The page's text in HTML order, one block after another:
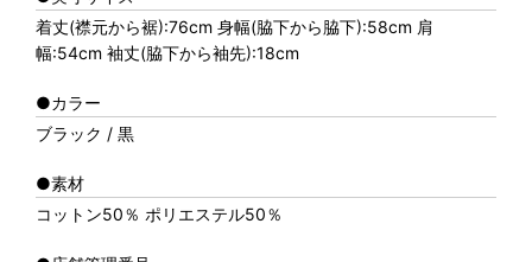
着丈(襟元から裾):76cm 身幅(脇下から脇下):58cm 肩
幅:54cm 袖丈(脇下から袖先):18cm
●カラー
ブラック / 黒
●素材
コットン50％ ポリエステル50％